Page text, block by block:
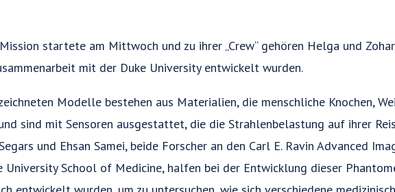
startete am Mittwoch und zu ihrer „Crew“ gehören Helga und
mit der Duke University entwickelt wurden.
Modelle bestehen aus Materialien, die menschliche Knochen,
sind mit Sensoren ausgestattet, die die Strahlenbelastung auf ihrer
und Ehsan Samei, beide Forscher an den Carl E. Ravin Advanced
University School of Medicine, halfen bei der Entwicklung dieser